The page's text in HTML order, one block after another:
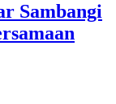
Sambangi